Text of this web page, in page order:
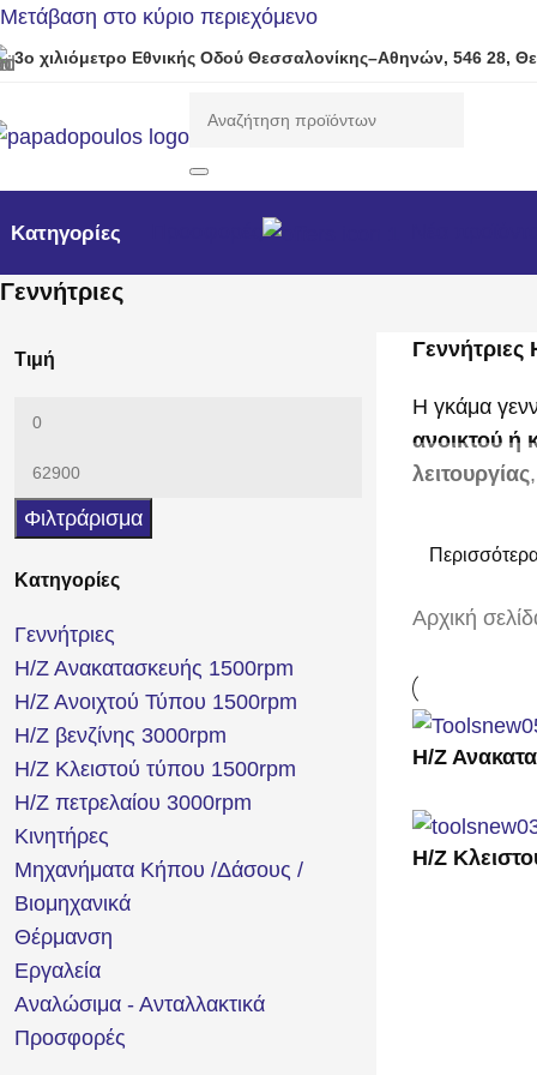
Μετάβαση στο κύριο περιεχόμενο
3ο χιλιόμετρο Εθνικής Οδού Θεσσαλονίκης–Αθηνών, 546 28,
Κατηγορίες
Γεννήτριες
Τιμή
Φιλτράρισμα
Κατηγορίες
Γεννήτριες
Η/Ζ Ανακατασκευής 1500rpm
Η/Ζ Ανοιχτού Τύπου 1500rpm
Η/Ζ βενζίνης 3000rpm
Η/Ζ Κλειστού τύπου 1500rpm
Η/Ζ πετρελαίου 3000rpm
Κινητήρες
Μηχανήματα Κήπου /Δάσους /
Βιομηχανικά
Θέρμανση
Εργαλεία
Αναλώσιμα - Ανταλλακτικά
Προσφορές
Η γκάμα
ανοικτού ή
λειτουργίας,
Αρχική
Η/Ζ
Η/Ζ